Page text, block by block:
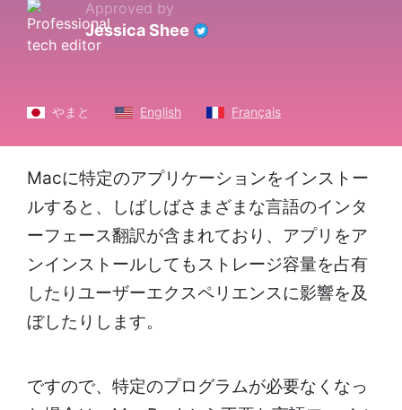
Approved by
Jessica Shee
やまと English Français
Macに特定のアプリケーションをインストー
ルすると、しばしばさまざまな言語のインタ
ーフェース翻訳が含まれており、アプリをア
ンインストールしてもストレージ容量を占有
したりユーザーエクスペリエンスに影響を及
ぼしたりします。
ですので、特定のプログラムが必要なくなっ